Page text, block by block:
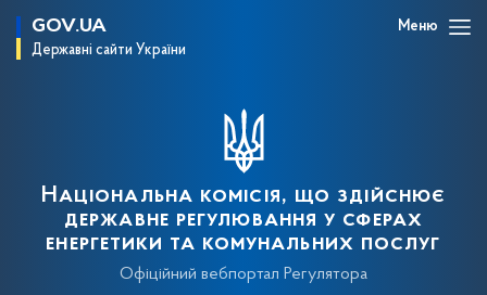
GOV.UA
Державні сайти України
Меню
Національна комісія, що здійснює
державне регулювання у сферах
енергетики та комунальних послуг
Офіційний вебпортал Регулятора